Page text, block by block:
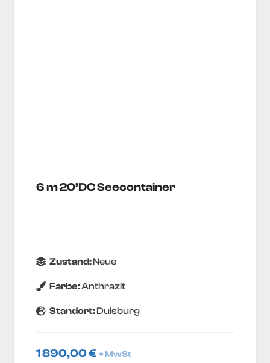
6 m 20’DC Seecontainer
Zustand:Neue
Farbe:Anthrazit
Standort:Duisburg
1 890,00€ + MwSt